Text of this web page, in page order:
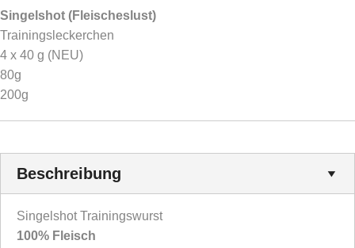
Singelshot (Fleischeslust)
Trainingsleckerchen
4 x 40 g (NEU)
80g
200g
Beschreibung
Singelshot Trainingswurst
100% Fleisch